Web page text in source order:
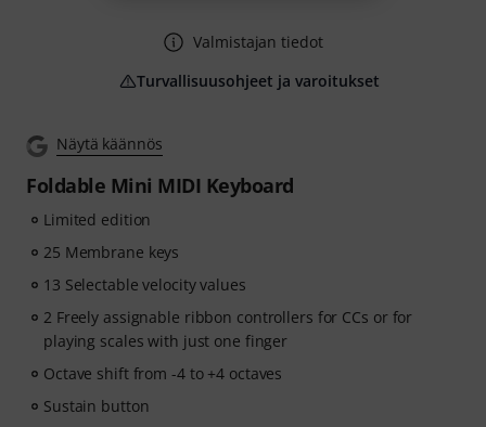
Näytä käännös
Foldable Mini MIDI Keyboard
Limited edition
25 Membrane keys
13 Selectable velocity values
2 Freely assignable ribbon controllers for CCs or for
playing scales with just one finger
Octave shift from -4 to +4 octaves
Sustain button
Valmistajan tiedot
Turvallisuusohjeet ja varoitukset